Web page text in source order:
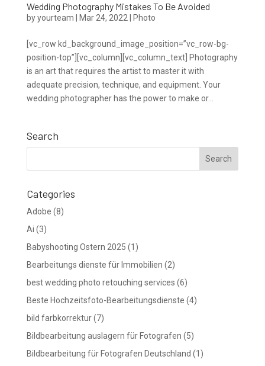
Wedding Photography Mistakes To Be Avoided
byyourteam Mar 24, 2022 Photo
[vc_row kd_background_image_position=”vc_row-bg-
position-top”][vc_column][vc_column_text] Photography
is an art that requires the artist to master it with
adequate precision, technique, and equipment. Your
wedding photographer has the power to make or...
Search
Categories
Adobe (8)
Ai (3)
Babyshooting Ostern 2025 (1)
Bearbeitungs dienste für Immobilien (2)
best wedding photo retouching services (6)
Beste Hochzeitsfoto-Bearbeitungsdienste (4)
bild farbkorrektur(7)
Bildbearbeitung auslagern für Fotografen (5)
Bildbearbeitung für Fotografen Deutschland (1)